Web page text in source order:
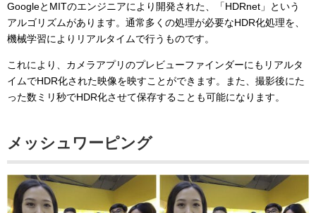
GoogleとMITのエンジニアにより開発された、「HDRnet」という
アルゴリズムがあります。通常多くの処理が必要なHDR化処理を、
機械学習によりリアルタイムで行うものです。
これにより、カメラアプリのプレビューファインダーにもリアルタ
イムでHDR化された映像を映すことができます。また、撮影後にた
った数ミリ秒でHDR化させて保存することも可能になります。
メッシュワーピング